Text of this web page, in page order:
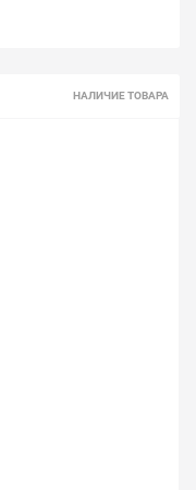
НАЛИЧИЕ ТОВАРА